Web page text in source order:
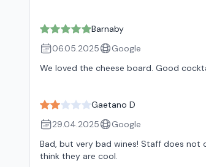
Barnaby
06.05.2025
Google
We loved the cheese board. Good
Gaetano D
29.04.2025
Google
Bad, but very bad wines! Staff does
think they are cool.